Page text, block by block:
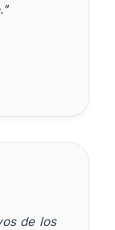
de los